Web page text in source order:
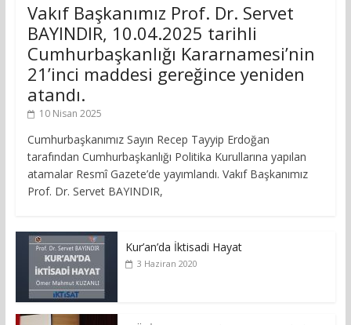
Vakıf Başkanımız Prof. Dr. Servet
BAYINDIR, 10.04.2025 tarihli
Cumhurbaşkanlığı Kararnamesi’nin
21’inci maddesi gereğince yeniden
atandı.
10 Nisan 2025
Cumhurbaşkanımız Sayın Recep Tayyip Erdoğan
tarafından Cumhurbaşkanlığı Politika Kurullarına yapılan
atamalar Resmî Gazete’de yayımlandı. Vakıf Başkanımız
Prof. Dr. Servet BAYINDIR,
Kur’an’da İktisadi Hayat
3 Haziran 2020